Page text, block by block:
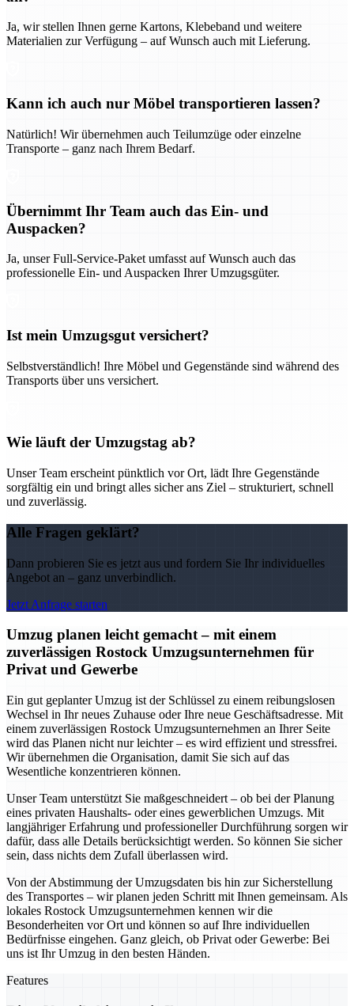
Ja, wir stellen Ihnen gerne Kartons, Klebeband und weitere
Materialien zur Verfügung – auf Wunsch auch mit Lieferung.
Kann ich auch nur Möbel transportieren lassen?
Natürlich! Wir übernehmen auch Teilumzüge oder einzelne
Transporte – ganz nach Ihrem Bedarf.
Übernimmt Ihr Team auch das Ein- und
Auspacken?
Ja, unser Full-Service-Paket umfasst auf Wunsch auch das
professionelle Ein- und Auspacken Ihrer Umzugsgüter.
Ist mein Umzugsgut versichert?
Selbstverständlich! Ihre Möbel und Gegenstände sind während des
Transports über uns versichert.
Wie läuft der Umzugstag ab?
Unser Team erscheint pünktlich vor Ort, lädt Ihre Gegenstände
sorgfältig ein und bringt alles sicher ans Ziel – strukturiert, schnell
und zuverlässig.
Alle Fragen geklärt?
Dann probieren Sie es jetzt aus und fordern Sie Ihr individuelles
Angebot an – ganz unverbindlich.
Jetzt Anfrage starten
Umzug planen leicht gemacht – mit einem
zuverlässigen Rostock Umzugsunternehmen für
Privat und Gewerbe
Ein gut geplanter Umzug ist der Schlüssel zu einem reibungslosen
Wechsel in Ihr neues Zuhause oder Ihre neue Geschäftsadresse. Mit
einem zuverlässigen Rostock Umzugsunternehmen an Ihrer Seite
wird das Planen nicht nur leichter – es wird effizient und stressfrei.
Wir übernehmen die Organisation, damit Sie sich auf das
Wesentliche konzentrieren können.
Unser Team unterstützt Sie maßgeschneidert – ob bei der Planung
eines privaten Haushalts- oder eines gewerblichen Umzugs. Mit
langjähriger Erfahrung und professioneller Durchführung sorgen wir
dafür, dass alle Details berücksichtigt werden. So können Sie sicher
sein, dass nichts dem Zufall überlassen wird.
Von der Abstimmung der Umzugsdaten bis hin zur Sicherstellung
des Transportes – wir planen jeden Schritt mit Ihnen gemeinsam. Als
lokales Rostock Umzugsunternehmen kennen wir die
Besonderheiten vor Ort und können so auf Ihre individuellen
Bedürfnisse eingehen. Ganz gleich, ob Privat oder Gewerbe: Bei
uns ist Ihr Umzug in den besten Händen.
Features